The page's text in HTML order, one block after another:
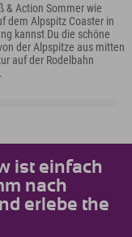
& Action Sommer wie
dem Alpspitz Coaster in
kannst Du die schöne
der Alpspitze aus mitten
auf der Rodelbahn
ist einfach
nach
erlebe the